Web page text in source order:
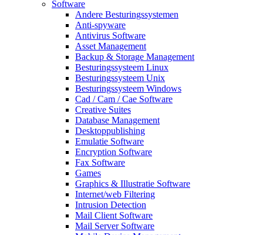
Software
Andere Besturingssystemen
Anti-spyware
Antivirus Software
Asset Management
Backup & Storage Management
Besturingssysteem Linux
Besturingssysteem Unix
Besturingssysteem Windows
Cad / Cam / Cae Software
Creative Suites
Database Management
Desktoppublishing
Emulatie Software
Encryption Software
Fax Software
Games
Graphics & Illustratie Software
Internet/web Filtering
Intrusion Detection
Mail Client Software
Mail Server Software